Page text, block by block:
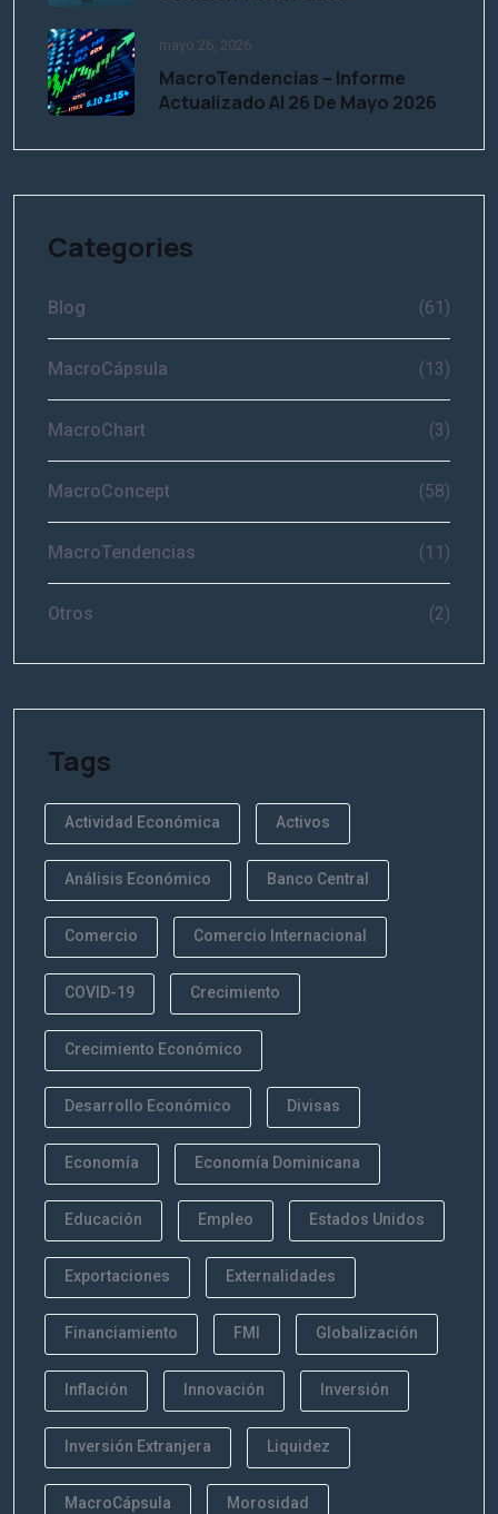
mayo 26, 2026
MacroTendencias – Informe
Actualizado Al 26 De Mayo 2026
Categories
Blog (61)
MacroCápsula (13)
MacroChart (3)
MacroConcept (58)
MacroTendencias (11)
Otros (2)
Tags
Actividad Económica Activos
Análisis Económico Banco Central
Comercio Comercio Internacional
COVID-19 Crecimiento
Crecimiento Económico
Desarrollo Económico Divisas
Economía Economía Dominicana
Educación Empleo Estados Unidos
Exportaciones Externalidades
Financiamiento FMI Globalización
Inflación Innovación Inversión
Inversión Extranjera Liquidez
MacroCápsula Morosidad